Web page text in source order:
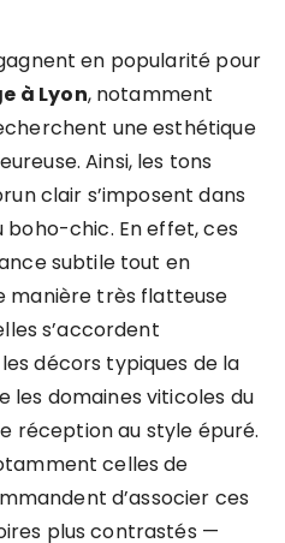
en popularité pour
à Lyon, notamment
une esthétique
Ainsi, les tons
clair s’imposent dans
boho-chic. En effet, ces
subtile tout en
manière très flatteuse
s’accordent
décors typiques de la
les domaines viticoles du
réception au style épuré.
celles de
d’associer ces
plus contrastés —